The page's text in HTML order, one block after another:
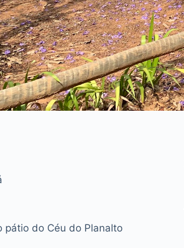
pátio do Céu do Planalto